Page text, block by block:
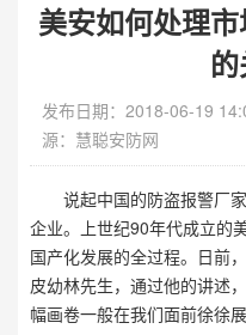
美安如何处理
的
发布日期：2018-06-19
源：慧聪安防网
说起中国的防盗报警厂
企业。上世纪90年代成立的
国产化发展的全过程。日前
皮幼林先生，通过他的讲述
幅画卷一般在我们面前徐徐展